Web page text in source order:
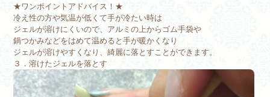
★ワンポイントアドバイス！★
冷え性の方や気温が低くて手が冷たい時は
ジェルが溶けにくいので、アルミの上からゴム手袋や
鍋つかみなどをはめて温めると手が暖かくなり
ジェルが溶けやすくなり、綺麗に落とすことができます。
３．溶けたジェルを落とす